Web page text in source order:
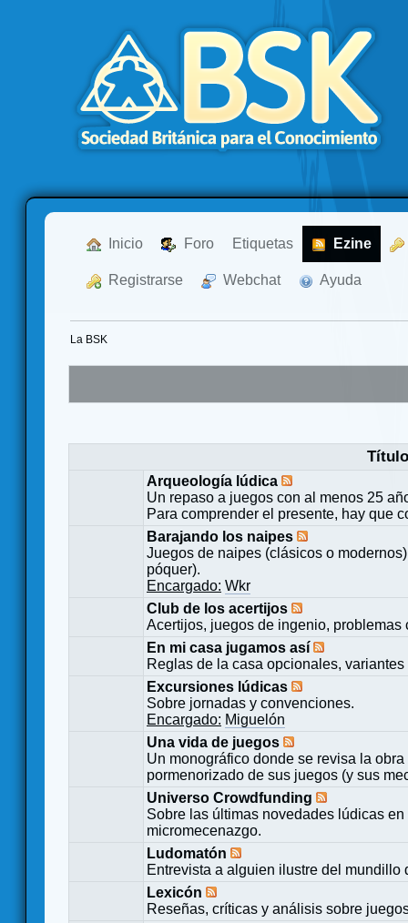
Inicio Foro Etiquetas Ezine
Registrarse Webchat Ayuda
La BSK
Título
Arqueología lúdica
Un repaso a juegos con al menos 25
Para comprender el presente, hay que
Barajando los naipes
Juegos de naipes (clásicos o
póquer).
Encargado: Wkr
Club de los acertijos
Acertijos, juegos de ingenio,
En mi casa jugamos así
Reglas de la casa opcionales,
Excursiones lúdicas
Sobre jornadas y convenciones.
Encargado: Miguelón
Una vida de juegos
Un monográfico donde se revisa la
pormenorizado de sus juegos (y sus
Universo Crowdfunding
Sobre las últimas novedades lúdicas
micromecenazgo.
Ludomatón
Entrevista a alguien ilustre del mundillo
Lexicón
Reseñas, críticas y análisis sobre